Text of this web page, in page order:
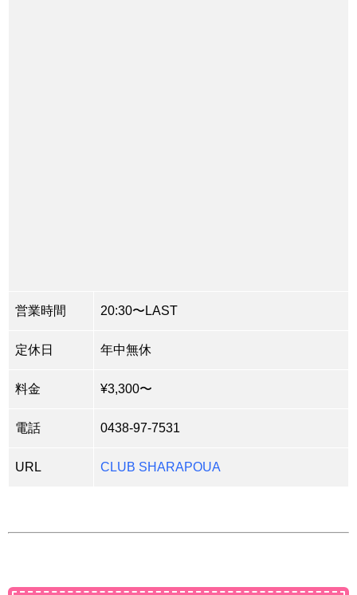
営業時間 20:30〜LAST
定休日 年中無休
料金 ¥3,300〜
電話 0438-97-7531
URL CLUB SHARAPOUA